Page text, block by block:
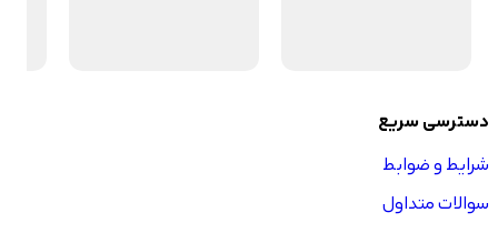
دسترسی سریع
شرایط و ضوابط
سوالات متداول